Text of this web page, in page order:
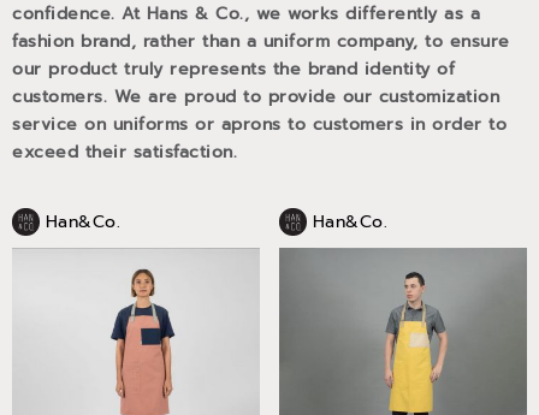
confidence. At Hans & Co., we works differently as a
fashion brand, rather than a uniform company, to ensure
our product truly represents the brand identity of
customers. We are proud to provide our customization
service on uniforms or aprons to customers in order to
exceed their satisfaction.
Han&Co. Han&Co.